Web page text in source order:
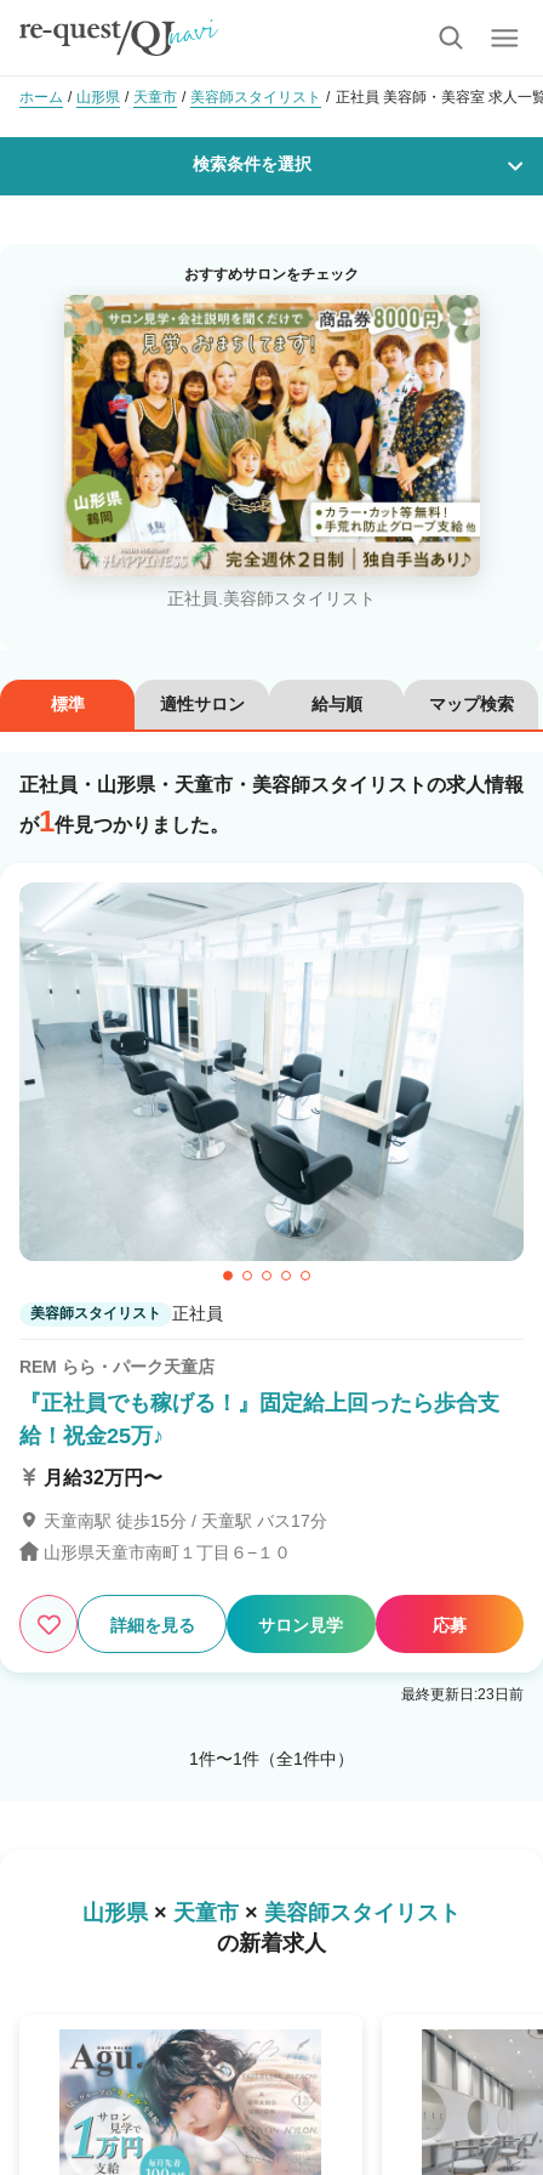
ホーム 山形県 天童市 美容師スタイリスト 正社員 美容師・美容室 求人一
検索条件を選択
沿線・駅を選択 市区町村を選択
天童市
職種・技能ランク
美容師スタイリスト 美容師アシスタント
カラーリスト
ネイリスト エステティシャン
講師・インストラクター 営業・販売スタッフ・その他
雇用形態
正社員 契約社員・パート
業務委託・フリーランス 紹介・派遣
詳細条件
詳細条件を変更
この条件の求人数1件
検索する
おすすめサロンをチェック
正社員.美容師スタイリスト
標準 適性サロン 給与順 マップ検索
正社員・山形県・天童市・美容師スタイリストの求人情報
が1件見つかりました。
美容師スタイリスト 正社員
REM らら・パーク天童店
『正社員でも稼げる！』固定給上回ったら歩合支
給！祝金25万♪
月給32万円〜
天童南駅 徒歩15分 / 天童駅 バス17分
山形県天童市南町１丁目６−１０
詳細を見る サロン見学 応募
最終更新日:23日前
1件〜1件（全1件中）
山形県× 天童市 × 美容師スタイリスト
の新着求人